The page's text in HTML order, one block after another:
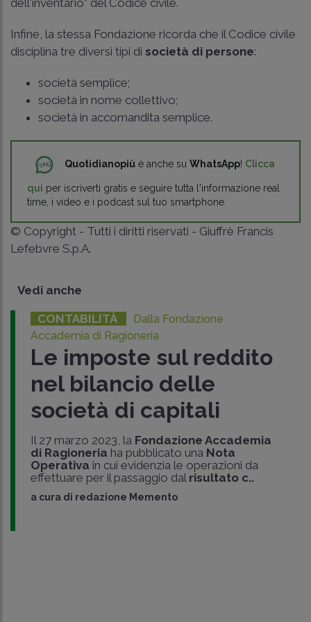
Infine, la stessa Fondazione ricorda che il Codice civile
disciplina tre diversi tipi di società di persone:
società semplice;
società in nome collettivo;
società in accomandita semplice.
Quotidianopiù è anche su WhatsApp! Clicca
qui per iscriverti gratis e seguire tutta l'informazione real
time, i video e i podcast sul tuo smartphone.
© Copyright - Tutti i diritti riservati - Giuffrè Francis
Lefebvre S.p.A.
Vedi anche
CONTABILITÀ
Dalla Fondazione
Accademia di Ragioneria
Le imposte sul reddito
nel bilancio delle
società di capitali
Il 27 marzo 2023, la Fondazione Accademia
di Ragioneria ha pubblicato una Nota
Operativa in cui evidenzia le operazioni da
effettuare per il passaggio dal risultato c..
a cura di redazione Memento